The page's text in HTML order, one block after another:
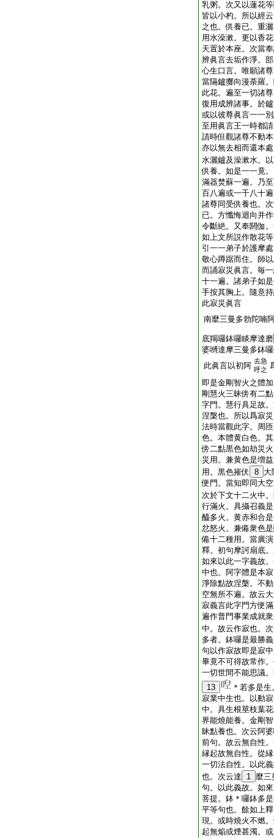
乳粥。次又以蓮花
皆以小杓。所以經
之也。供養已。重
用水澡漱。更以香
天置於本座。次當
辨眞言去垢作淨。
心生口言。唯願諸
當隔鑪擲向漫荼羅
此花。遍至一切諸
復用成辨諸事。於
或以彼尊眞言一一
至用眞言王一時都
請時但觀諸尊不動
亦以無去相而還本
水灑鑪及澡漱水。
供養。如是一一竟
滿器焚蘇一遍。乃
百八遍或一千八十
諸尊同受供養也。
已。方懺悔迴向并
令斷絶。又奉閼伽
如上文所説作散花
引一一弟子於護摩
敬心蹲踞而住。師
而誦寂災眞言。毎
十一遍。諸弟子如
手按其胸上。隨意
此寂災眞言
南麼三曼多勃陀喃
底羯囉鉢囉睒摩達磨
婆嚩達摩三曼多鉢
此眞言以初阿 去急
呼之
即是金剛智火之體
剛慧火三昧傍有二
字門。慧行具足故
涅槃也。所以爲寂
法時當觀此字。周
色。本體黄白色。
傍二點黒色如劫災
災用。兼黄色是増
用。黒色摧伏
8 大
便門。當知即同大
次於下文十二火中
行滿火。具攝召義
醯多火。黄赤和合
忿怒火。兼備衆色
備十二種用。當廣
釋。初句摩訶扇底
如來以此一字義故
中也。阿字體是本
淨除點故涅槃。不
空無所不遍。故云
寂義言此字門方便
遍作普門事業成就
中。故云作寂也。
多者。鉢囉是最勝
句以作寂故即是寂
畢竟不可得故常作
一切世間不能思議
13
＊若多是
寂業中生也。以動
中。具生根莖枝葉
界能燒能養。金剛
昧點養也。次云阿
前句。故云無自性
縁起故無自性。從
一切法自性。以此
也。次云達
1 麼三
句。以此義故。如
菩提。鉢＊囉鉢多
平等句也。餘如上
現。或時燒火不燃
起無焔或煙甚濁。